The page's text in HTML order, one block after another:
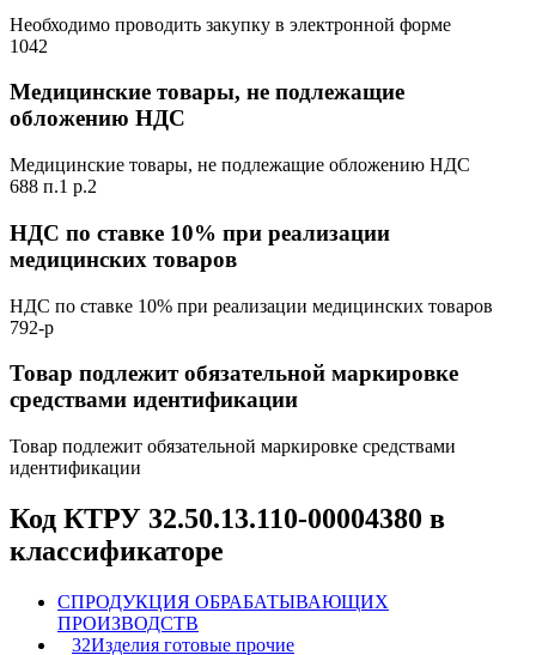
Необходимо проводить закупку в электронной форме
1042
Медицинские товары, не подлежащие
обложению НДС
Медицинские товары, не подлежащие обложению НДС
688 п.1 р.2
НДС по ставке 10% при реализации
медицинских товаров
НДС по ставке 10% при реализации медицинских товаров
792-р
Товар подлежит обязательной маркировке
средствами идентификации
Товар подлежит обязательной маркировке средствами
идентификации
Код КТРУ 32.50.13.110-00004380 в
классификаторе
CПРОДУКЦИЯ ОБРАБАТЫВАЮЩИХ
ПРОИЗВОДСТВ
32Изделия готовые прочие